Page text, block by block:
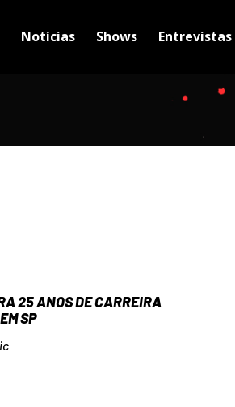
Notícias Shows Entrevistas
25 ANOS DE CARREIRA
SP